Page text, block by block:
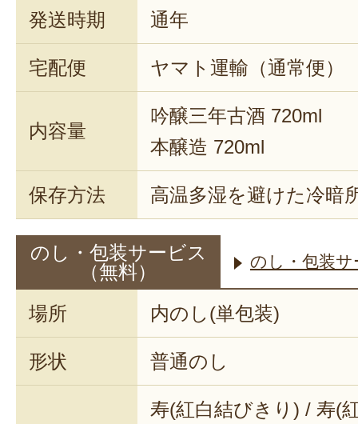
発送時期 通年
宅配便 ヤマト運輸（通常便）
内容量
吟醸三年古酒 720ml
本醸造 720ml
保存方法 高温多湿を避けた冷暗
のし・包装サービス
（無料）
のし・包装
場所 内のし(単包装)
形状 普通のし
寿(紅白結びきり) / 寿(